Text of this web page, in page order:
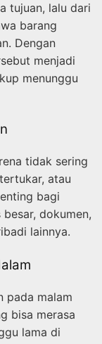
tujuan, lalu dari
barang
Dengan
menjadi
menunggu
tidak sering
atau
bagi
dokumen,
lainnya.
pada malam
bisa merasa
lama di